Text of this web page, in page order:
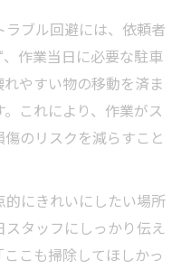
ブル回避には、依頼者
作業当日に必要な駐車
やすい物の移動を済ま
これにより、作業がス
のリスクを減らすこと
的にきれいにしたい場所
タッフにしっかり伝え
こも掃除してほしかっ